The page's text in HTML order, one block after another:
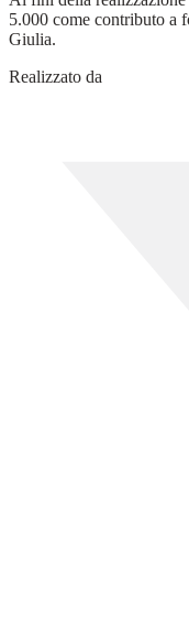
5.000 come contributo a
Giulia.
Realizzato da